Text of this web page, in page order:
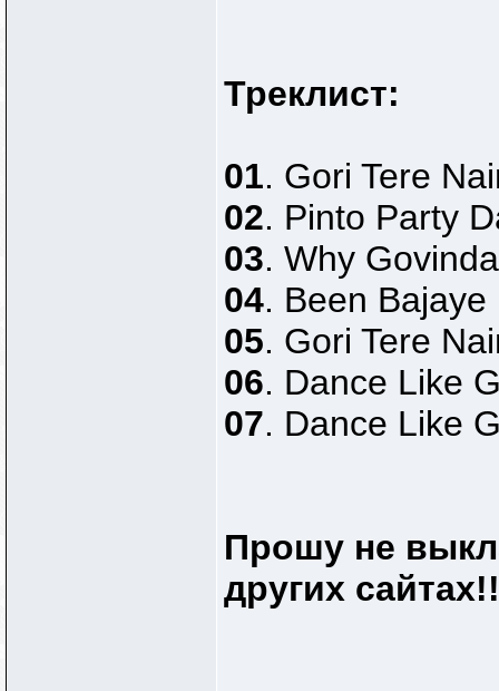
Треклист:
01. Gori Tere
02. Pinto Party
03. Why Govinda
04. Been Bajaye
05. Gori Tere
06. Dance Like
07. Dance Like
Прошу не
других